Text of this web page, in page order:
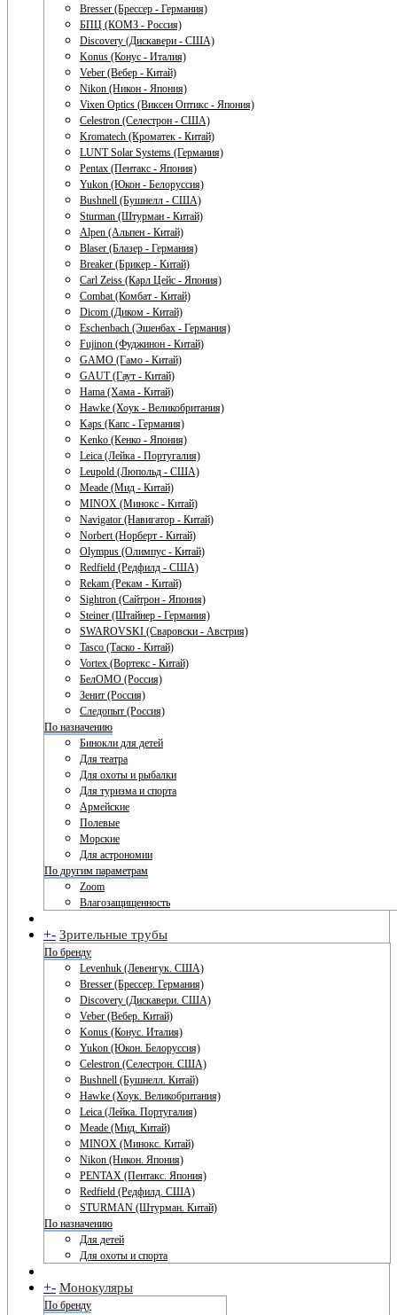
Bresser (Брессер - Германия)
БПЦ (КОМЗ - Россия)
Discovery (Дискавери - США)
Konus (Конус - Италия)
Veber (Вебер - Китай)
Nikon (Никон - Япония)
Vixen Optics (Виксен Оптикс - Япония)
Celestron (Селестрон - США)
Kromatech (Кроматек - Китай)
LUNT Solar Systems (Германия)
Pentax (Пентакс - Япония)
Yukon (Юкон - Белоруссия)
Bushnell (Бушнелл - США)
Sturman (Штурман - Китай)
Alpen (Альпен - Китай)
Blaser (Блазер - Германия)
Breaker (Брикер - Китай)
Carl Zeiss (Карл Цейс - Япония)
Combat (Комбат - Китай)
Dicom (Диком - Китай)
Eschenbach (Эшенбах - Германия)
Fujinon (Фуджинон - Китай)
GAMO (Гамо - Китай)
GAUT (Гаут - Китай)
Hama (Хама - Китай)
Hawke (Хоук - Великобритания)
Kaps (Капс - Германия)
Kenko (Кенко - Япония)
Leica (Лейка - Португалия)
Leupold (Люпольд - США)
Meade (Мид - Китай)
MINOX (Минокс - Китай)
Navigator (Навигатор - Китай)
Norbert (Норберт - Китай)
Olympus (Олимпус - Китай)
Redfield (Редфилд - США)
Rekam (Рекам - Китай)
Sightron (Сайтрон - Япония)
Steiner (Штайнер - Германия)
SWAROVSKI (Сваровски - Австрия)
Tasco (Таско - Китай)
Vortex (Вортекс - Китай)
БелОМО (Россия)
Зенит (Россия)
Следопыт (Россия)
По назначению
Бинокли для детей
Для театра
Для охоты и рыбалки
Для туризма и спорта
Армейские
Полевые
Морские
Для астрономии
По другим параметрам
Zoom
Влагозащищенность
+- Зрительные трубы
По бренду
Levenhuk (Левенгук. США)
Bresser (Брессер. Германия)
Discovery (Дискавери. США)
Veber (Вебер. Китай)
Konus (Конус. Италия)
Yukon (Юкон. Белоруссия)
Celestron (Селестрон. США)
Bushnell (Бушнелл. Китай)
Hawke (Хоук. Великобритания)
Leica (Лейка. Португалия)
Meade (Мид. Китай)
MINOX (Минокс. Китай)
Nikon (Никон. Япония)
PENTAX (Пентакс. Япония)
Redfield (Редфилд. США)
STURMAN (Штурман. Китай)
По назначению
Для детей
Для охоты и спорта
+- Монокуляры
По бренду